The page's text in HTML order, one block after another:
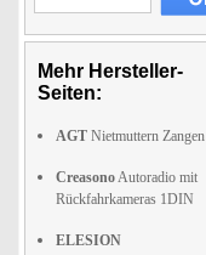
Mehr Hersteller-
Seiten:
AGT Nietmuttern Zangen
CreasonoAutoradio mit
Rückfahrkameras 1DIN
ELESION